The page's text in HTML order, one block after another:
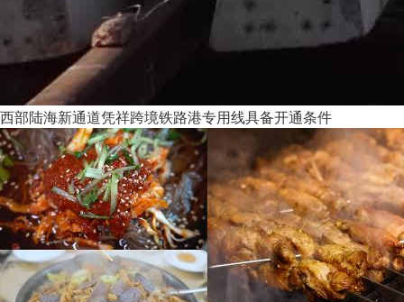
西部陆海新通道凭祥跨境铁路港专用线具备开通条件